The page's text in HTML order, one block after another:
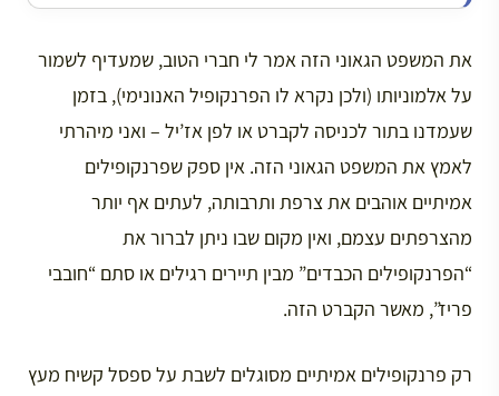
את המשפט הגאוני הזה אמר לי חברי הטוב, שמעדיף לשמור
על אלמוניותו (ולכן נקרא לו הפרנקופיל האנונימי), בזמן
שעמדנו בתור לכניסה לקברט או לפן אז’יל – ואני מיהרתי
לאמץ את המשפט הגאוני הזה. אין ספק שפרנקופילים
אמיתיים אוהבים את צרפת ותרבותה, לעתים אף יותר
מהצרפתים עצמם, ואין מקום שבו ניתן לברור את
“הפרנקופילים הכבדים” מבין תיירים רגילים או סתם “חובבי
פריז”, מאשר הקברט הזה.
רק פרנקופילים אמיתיים מסוגלים לשבת על ספסל קשיח מעץ